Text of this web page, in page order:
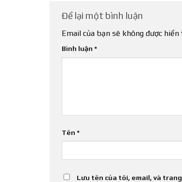
Để lại một bình luận
Email của bạn sẽ không được hiển
Bình luận *
Tên *
Lưu tên của tôi, email, và